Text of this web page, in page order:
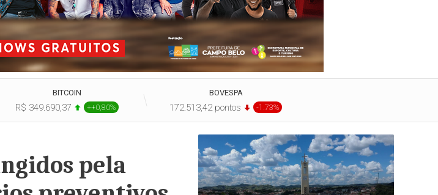
BITCOIN
R$ 349.690,37 ++0,80%
BOVESPA
172.513,42 pontos -1.73%
pela